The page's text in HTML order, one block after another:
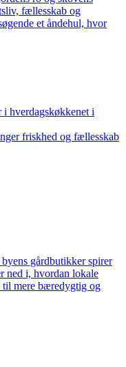
fællesskab og
et åndehul, hvor
hverdagskøkkenet i
friskhed og fællesskab
gårdbutikker spirer
ned i, hvordan lokale
til mere bæredygtig og